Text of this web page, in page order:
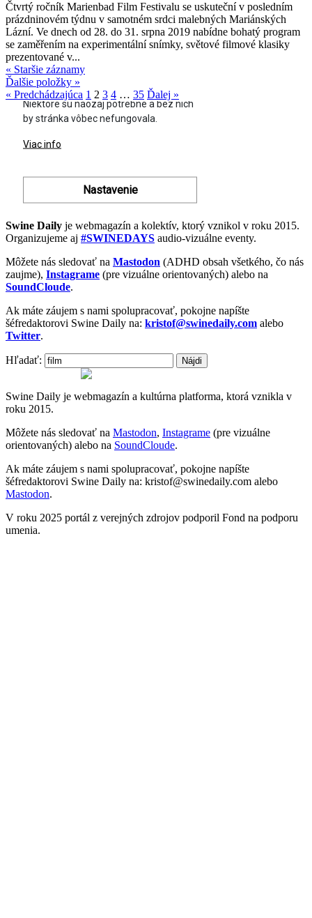
Čtvrtý ročník Marienbad Film Festivalu se uskuteční v posledním
prázdninovém týdnu v samotném srdci malebných Mariánských
Lázní. Ve dnech od 28. do 31. srpna 2019 nabídne bohatý program
se zaměřením na experimentální snímky, světové filmové klasiky
prezentované v...
« Staršie záznamy
Ďalšie položky »
« Predchádzajúca 1 2 3 4 … 35 Ďalej »
Swine Daily je webmagazín a kolektív, ktorý vznikol v roku 2015.
Organizujeme aj #SWINEDAYS audio-vizuálne eventy.
Môžete nás sledovať na Mastodon (ADHD obsah všetkého, čo nás
zaujme), Instagrame (pre vizuálne orientovaných) alebo na
SoundCloude.
Ak máte záujem s nami spolupracovať, pokojne napíšte
šéfredaktorovi Swine Daily na: kristof@swinedaily.com alebo
Twitter.
Hľadať:
Swine Daily je webmagazín a kultúrna platforma, ktorá vznikla v
roku 2015.
Môžete nás sledovať na Mastodon, Instagrame (pre vizuálne
orientovaných) alebo na SoundCloude.
Ak máte záujem s nami spolupracovať, pokojne napíšte
šéfredaktorovi Swine Daily na: kristof@swinedaily.com alebo
Mastodon.
V roku 2025 portál z verejných zdrojov podporil Fond na podporu
umenia.